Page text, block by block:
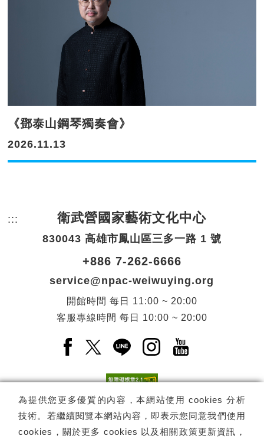
《鄧泰山鋼琴獨奏會》
2026.11.13
為提供您更多優質的內容，本網站使用 cookies 分析
技術。若繼續閱覽本網站內容，即表示您同意我們使用
cookies，關於更多 cookies 以及相關政策更新資訊，
::: 頁尾網站資訊。
衛武營國家藝術文化中心
830043 高雄市鳳山區三多一路 1 號
+886 7-262-6666
service@npac-weiwuying.org
開館時間 每日
11:00 ~ 20:00
客服專線時間 每日 10:00 ~ 20:00
Facebook(另開新視窗)
X(另開新視窗)
LINE(另開新視窗)
Instagram(另開新視
YouTube(另開
電子報訂閱 訂閱